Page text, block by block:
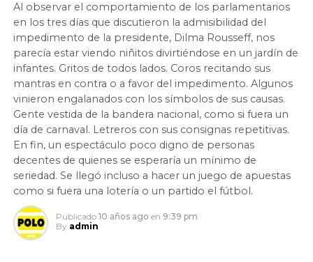
Al observar el comportamiento de los parlamentarios
en los tres días que discutieron la admisibilidad del
impedimento de la presidente, Dilma Rousseff, nos
parecía estar viendo niñitos divirtiéndose en un jardín de
infantes. Gritos de todos lados. Coros recitando sus
mantras en contra o a favor del impedimento. Algunos
vinieron engalanados con los símbolos de sus causas.
Gente vestida de la bandera nacional, como si fuera un
día de carnaval. Letreros con sus consignas repetitivas.
En fin, un espectáculo poco digno de personas
decentes de quienes se esperaría un mínimo de
seriedad. Se llegó incluso a hacer un juego de apuestas
como si fuera una lotería o un partido el fútbol.
Publicado 10 años ago en 9:39 pm
By admin